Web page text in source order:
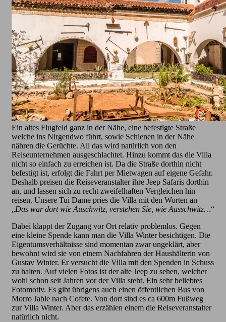
Ein altes Flugfeld ganz in der Nähe, eine befestigte Straße
welche ins Nirgendwo führt, sowie Schienen in der Nähe
nähren die Gerüchte. All das wird natürlich von den
Reiseunternehmen ausgeschlachtet. Hinzu kommt das die Villa
nicht so einfach zu erreichen ist. Da die Straße dorthin nicht
befestigt ist, erfolgt die Fahrt per Mietwagen auf eigene Gefahr.
Deshalb preisen die Reiseveranstalter ihre Jeep Safaris dorthin
an, und lassen sich zu recht zweifelhaften Vergleichen hin
reisen. Unsere Tui Dame pries die Villa mit den Worten an
„Das war dort wie Auschwitz, verstehen Sie, wie Ausschwitz…“
Dabei klappt der Zugang vor Ort relativ problemlos. Gegen
eine kleine Spende kann man die Villa Winter besichtigen. Die
Eigentumsverhältnisse sind momentan zwar ungeklärt, aber
bewohnt wird sie von einem Nachfahren der Haushälterin von
Gustav Winter. Er versucht die Villa mit den Spenden in Schuss
zu halten. Auf vielen Fotos ist der alte Jeep zu sehen, welcher
wohl schon seit Jahren vor der Villa steht. Ein sehr beliebtes
Fotomotiv. Es gibt übrigens auch einen öffentlichen Bus von
Morro Jable nach Cofete. Von dort sind es ca 600m Fußweg
zur Villa Winter. Aber das erzählen einem die Reiseveranstalter
natürlich nicht.